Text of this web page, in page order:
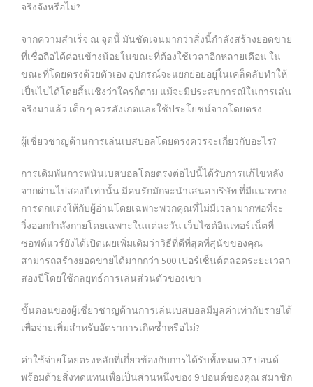
จริงจังหรือไม่?
จากความสำเร็จ ณ จุดนี้ มันชัดเจนมากว่าสิ่งนี้กำลังสร้างยอดขาย
ที่เชื่อถือได้ค่อนข้างน้อยในขณะที่ต้องใช้เวลาอีกหลายเดือน ใน
ขณะที่โดยตรงด้วยตัวเอง อุปกรณ์จะแยกย่อยอยู่ในเคล็ดลับทำให้
เป็นไปได้โดยสิ้นเชิงว่าใครก็ตาม แม้จะมีประสบการณ์ในการเล่น
จริงมาแล้ว เด็ก ๆ ควรสังเกตและใช้ประโยชน์จากโดยตรง
ผู้เชี่ยวชาญด้านการเล่นเบสบอลโดยตรงควรจะเกี่ยวกับอะไร?
การเดิมพันการพนันเบสบอลโดยตรงต่อไปนี้ได้รับการแก้ไขหลัง
จากผ่านไปสองปีเท่านั้น มีคนรักมักจะนำเสนอ บริษัท ที่มีแนวทาง
การตกแต่งให้กับผู้อ่านโดยเฉพาะพวกคุณที่ไม่มีเวลามากพอที่จะ
วิ่งออกกำลังกายโดยเฉพาะในแต่ละวัน เว็บไซต์อินเทอร์เน็ตที่
ซอฟต์แวร์ยังได้เปิดเผยเพิ่มเติมว่าวิธีที่ดีที่สุดที่สุนัขของคุณ
สามารถสร้างยอดขายได้มากกว่า 500 เปอร์เซ็นต์ตลอดระยะเวลา
สองปีโดยใช้กลยุทธ์การเล่นส่วนตัวของเขา
ขั้นตอนของผู้เชี่ยวชาญด้านการเล่นเบสบอลมีมูลค่าเท่ากับรายได้
เพื่อจ่ายเพิ่มสำหรับอัตราการเกิดซ้ำหรือไม่?
ค่าใช้จ่ายโดยตรงหลักที่เกี่ยวข้องกับการได้รับทั้งหมด 37 ปอนด์
พร้อมด้วยสิ่งทดแทนเพื่อเป็นส่วนหนึ่งของ 9 ปอนด์ของคุณ สมาชิก